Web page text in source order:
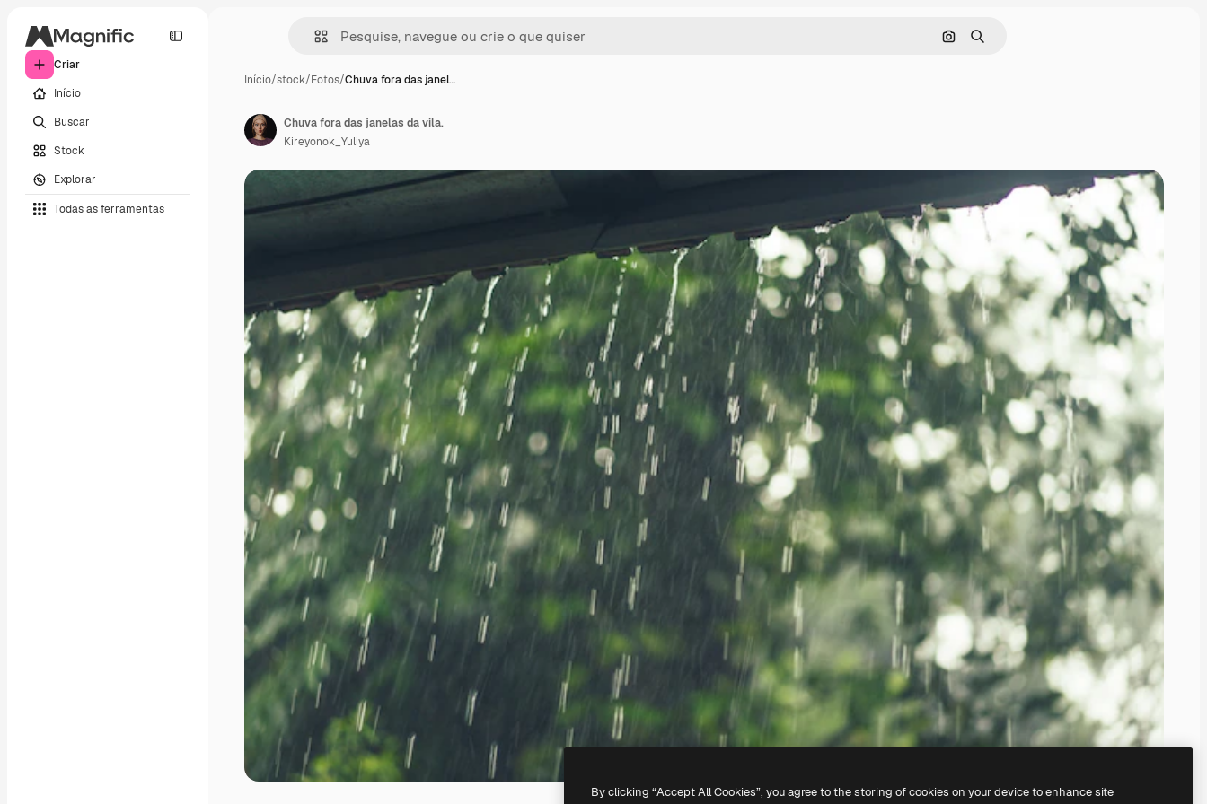
Criar
Início
Buscar
Stock
Explorar
Todas as ferramentas
Pesquisar por imagem
Buscar
Início/stock/Fotos/Chuva fora das janel…
Chuva fora das janelas da vila.
Kireyonok_Yuliya
By clicking “Accept All Cookies”, you agree to the storing of cookies on your device to enhance site